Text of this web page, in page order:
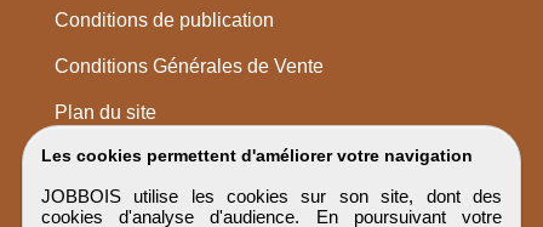
Les cookies permettent d'améliorer votre navigation
JOBBOIS utilise les cookies sur son site, dont des
cookies d'analyse d'audience. En poursuivant votre
Conditions de publication
Conditions Générales de Vente
Plan du site